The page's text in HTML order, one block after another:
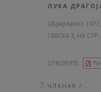
ЛУКА
ОБЈАВЉЕНО:
СВЕСКА 3, НА СТР.
ОТВОРИТЕ
ЧЛАНАК /